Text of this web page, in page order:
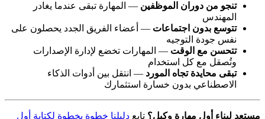
تنجو من دوران الموظفين— المهارة تبقى عندما يغادر
المهندس
تتوسع بدون اجتماعات— أعضاء الفريق الجدد يحصلون على
نفس جودة التوجيه
تتحسن مع الوقت— المهارات تخضع لإدارة الإصدارات
وتُصقل مع كل استخدام
تبقى محايدة تجاه المورد — انتقل بين أدوات الذكاء
الاصطناعي بدون خسارة استثمارك
مستعد لبناء أول مهارة وكيل؟تابعدليلنا خطوة بخطوة لكتابة أول